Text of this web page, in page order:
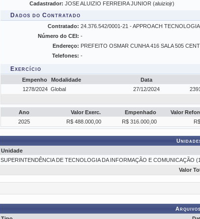
Cadastrador: JOSE ALUIZIO FERREIRA JUNIOR (aluiziojr)
Dados do Contratado
Contratado: 24.376.542/0001-21 - APPROACH
Número do CEI: -
Endereço: PREFEITO OSMAR CUNHA 416 SALA 505
Telefones: -
Exercício
Empenho Modalidade Data
1278/2024 Global 27/12/2024
Ano Valor Exerc. Empenhado Valor
2025
R$ 488.000,00 R$ 316.000,00
Unidade
SUPERINTENDÊNCIA DE TECNOLOGIA DA INFORMAÇÃO E COMUNICAÇÃO
Valor